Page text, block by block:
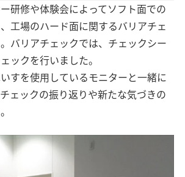
研修や体験会によってソフト面での
工場のハード面に関するバリアチェ
バリアチェックでは、チェックシー
ックを行いました。
すを使用しているモニターと一緒に
ェックの振り返りや新たな気づきの